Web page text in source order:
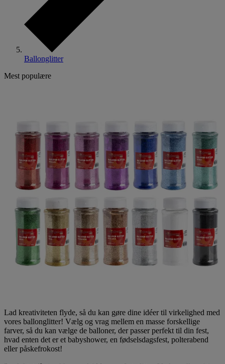
Ballonglitter
Mest populære
Lad kreativiteten flyde, så du kan gøre dine idéer til virkelighed med
vores ballonglitter! Vælg og vrag mellem en masse forskellige
farver, så du kan vælge de balloner, der passer perfekt til din fest,
hvad enten det er et babyshower, en fødselsdagsfest, polterabend
eller påskefrokost!